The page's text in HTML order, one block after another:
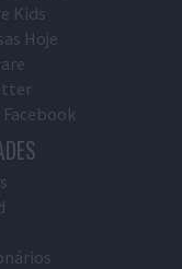
Kids
Hoje